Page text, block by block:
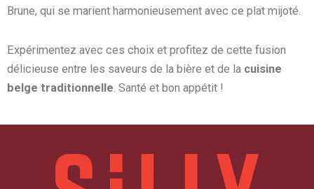
Brune, qui se marient harmonieusement avec ce plat mijoté.
Expérimentez avec ces choix et profitez de cette fusion
délicieuse entre les saveurs de la bière et de la cuisine
belge traditionnelle. Santé et bon appétit !